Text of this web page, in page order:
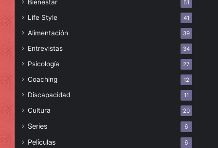
Bienestar 51
Life Style 41
Alimentación 39
Entrevistas 34
Psicología 27
Coaching 12
Discapacidad 11
Cultura 20
Series 6
Películas 6